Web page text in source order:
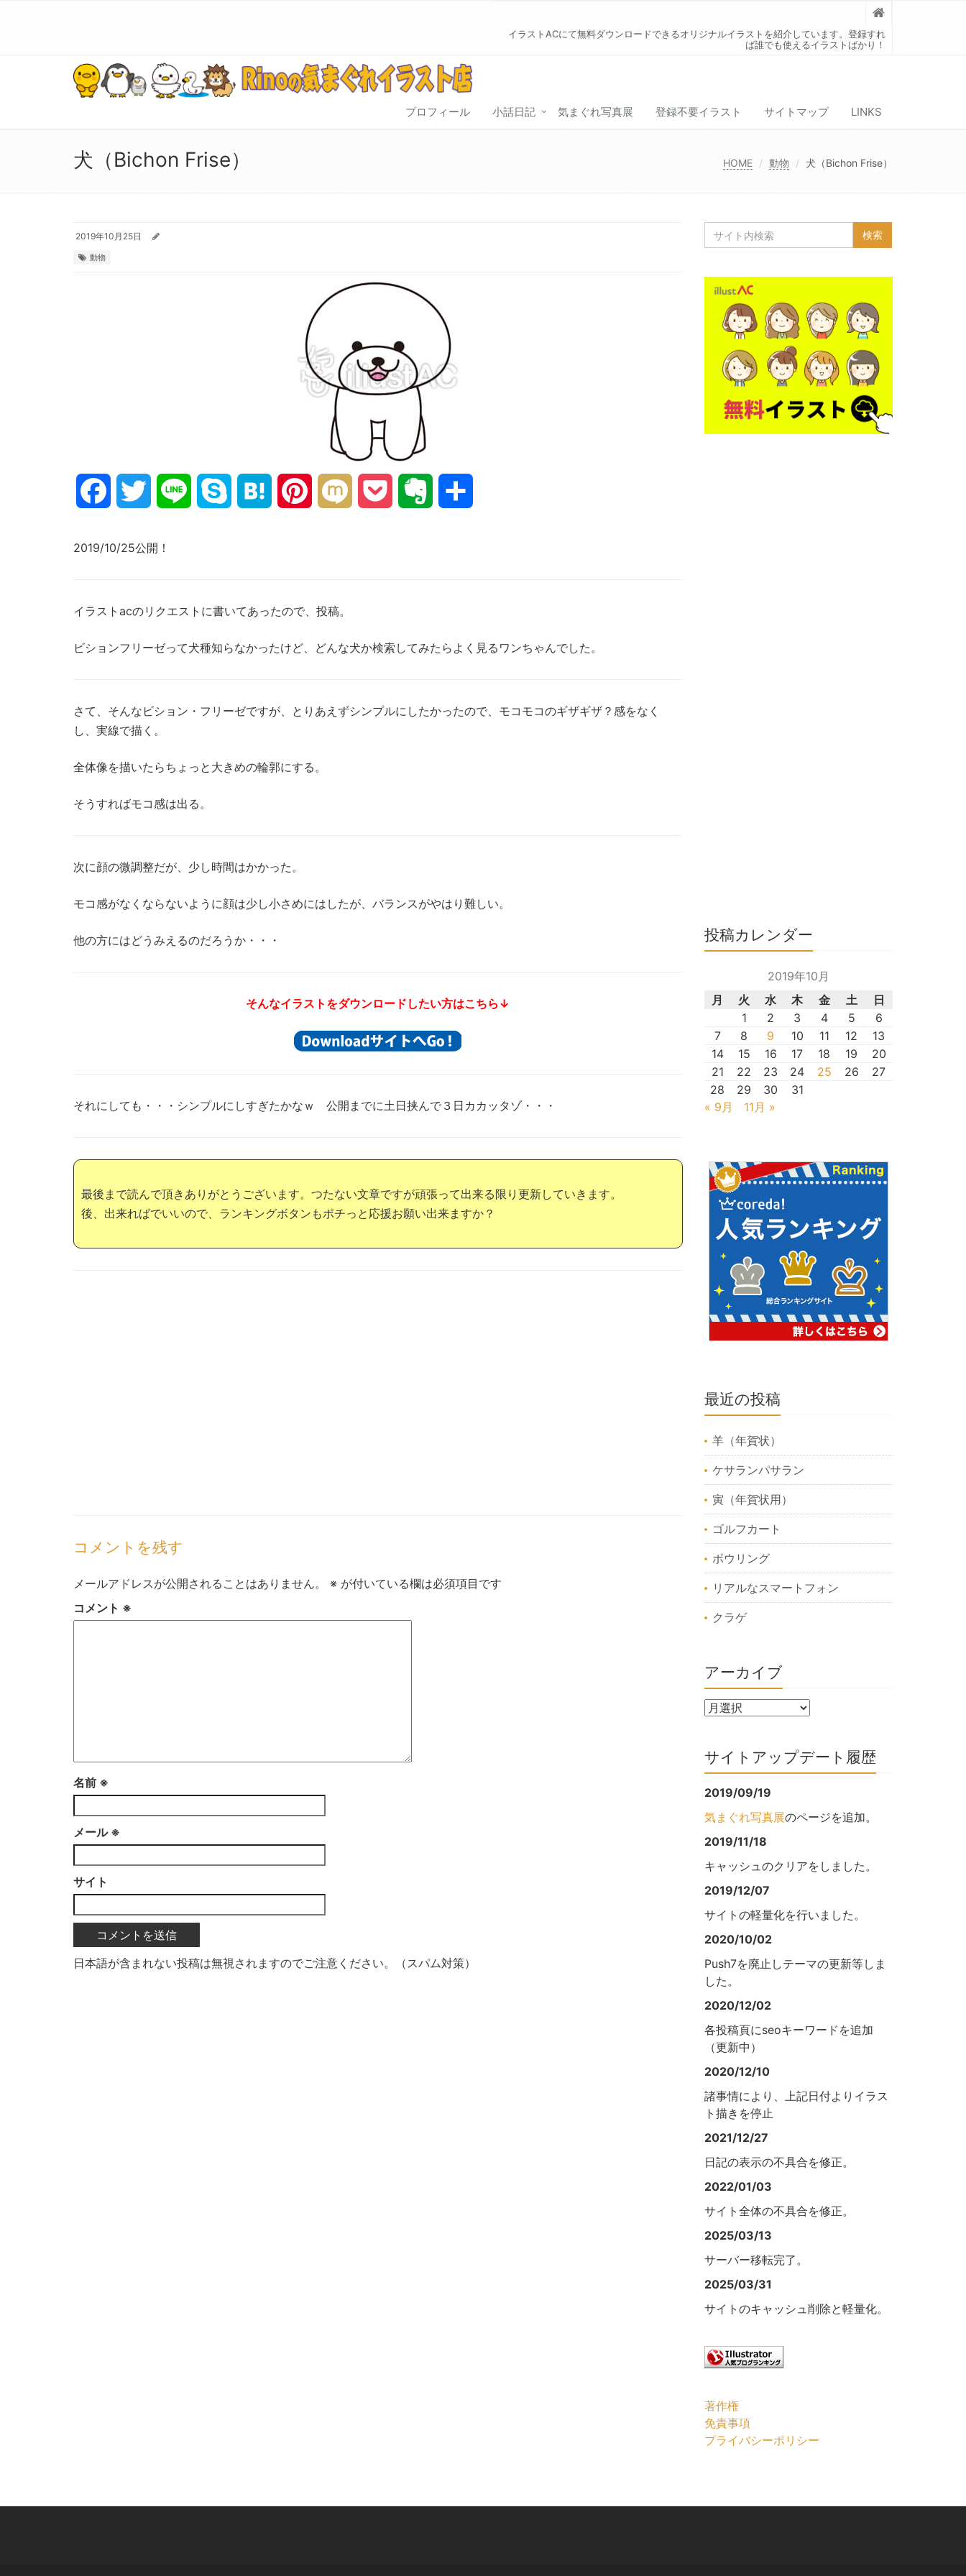
イラストACにて無料ダウンロードできるオリジナルイラストを紹介しています。登録すれ
ば誰でも使えるイラストばかり！
プロフィール 小話日記 気まぐれ写真展 登録不要イラスト サイトマップ LINKS
犬（Bichon Frise） HOME 動物 犬（Bichon Frise）
2019年10月25日
動物
FacebookTwitter Line Skype Hatena Pinterest Mixi Pocket Evernote
2019/10/25公開！
イラストacのリクエストに書いてあったので、投稿。
ビションフリーゼって犬種知らなかったけど、どんな犬か検索してみたらよく見るワンちゃんでした。
さて、そんなビション・フリーゼですが、とりあえずシンプルにしたかったので、モコモコのギザギザ？感をなく
し、実線で描く。
全体像を描いたらちょっと大きめの輪郭にする。
そうすればモコ感は出る。
次に顔の微調整だが、少し時間はかかった。
モコ感がなくならないように顔は少し小さめにはしたが、バランスがやはり難しい。
他の方にはどうみえるのだろうか・・・
そんなイラストをダウンロードしたい方はこちら ↓
それにしても・・・シンプルにしすぎたかなｗ 公開までに土日挟んで３日カカッタゾ・・・
最後まで読んで頂きありがとうございます。つたない文章ですが頑張って出来る限り更新していきます。
後、出来ればでいいので、ランキングボタンもポチっと応援お願い出来ますか？
コメントを残す
メールアドレスが公開されることはありません。 ※ が付いている欄は必須項目です
コメント ※
名前 ※
メール ※
サイト
日本語が含まれない投稿は無視されますのでご注意ください。（スパム対策）
投稿カレンダー
2019年10月
月
火 水 木 金 土
日
1
2 3 4 5
6
7
8 9 10 11 12
13
14
15 16 17 18 19
20
21
22 23 24 25 26
27
28
29 30
31
« 9月
11月 »
最近の投稿
羊（年賀状）
ケサランパサラン
寅（年賀状用）
ゴルフカート
ボウリング
リアルなスマートフォン
クラゲ
アーカイブ
サイトアップデート履歴
2019/09/19
気まぐれ写真展のページを追加。
2019/11/18
キャッシュのクリアをしました。
2019/12/07
サイトの軽量化を行いました。
2020/10/02
Push7を廃止しテーマの更新等しま
した。
2020/12/02
各投稿頁にseoキーワードを追加
（更新中）
2020/12/10
諸事情により、上記日付よりイラス
ト描きを停止
2021/12/27
日記の表示の不具合を修正。
2022/01/03
サイト全体の不具合を修正。
2025/03/13
サーバー移転完了。
2025/03/31
サイトのキャッシュ削除と軽量化。
著作権
免責事項
プライバシーポリシー